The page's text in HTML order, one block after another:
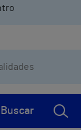
Buscar